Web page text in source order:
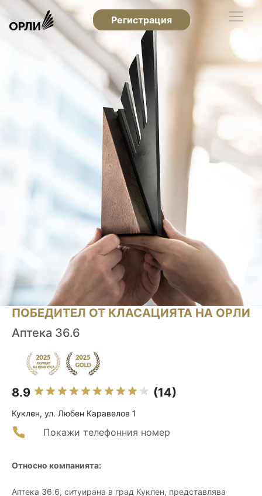
Регистрация
ПОБЕДИТЕЛ ОТ КЛАСАЦИЯТА НА ОРЛИ
Аптека 36.6
8.9 (14)
Куклен, ул. Любен Каравелов 1
Покажи телефонния номер
Относно компанията:
Аптека 36.6, ситуирана в град Куклен, представлява